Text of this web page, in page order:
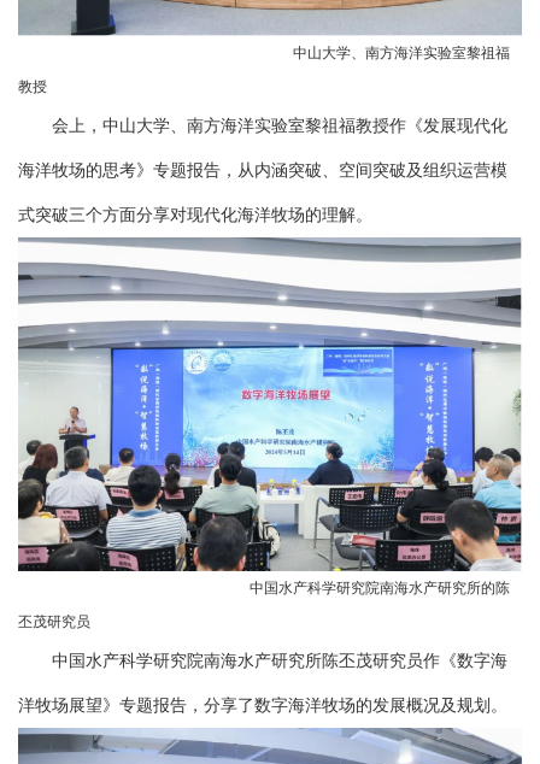
中山大学、南方海洋实验室黎祖福
教授
会上，中山大学、南方海洋实验室黎祖福教授作《发展现代化
海洋牧场的思考》专题报告，从内涵突破、空间突破及组织运营模
式突破三个方面分享对现代化海洋牧场的理解。
中国水产科学研究院南海水产研究所的陈
丕茂研究员
中国水产科学研究院南海水产研究所陈丕茂研究员作《数字海
洋牧场展望》专题报告，分享了数字海洋牧场的发展概况及规划。